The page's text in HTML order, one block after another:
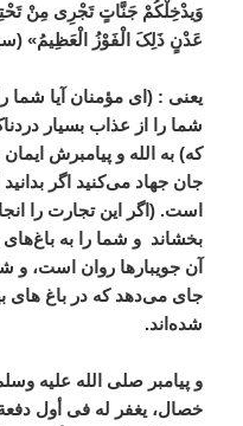
وَیدْخِلْکُمْ جَنَّاتٍ تَجْرِی مِنْ
عَدْنٍ ذَلِکَ الْفَوْزُ الْعَظِیمُ»
یعنی : (ای مؤمنان آیا شما
شما را از عذاب بسیار
که) به الله و پیامبرش
جان جهاد می‌کنید اگر
است. (اگر این تجارت را
بخشاند و شما را به
آن جویبارها روان است، و
جای می‌دهد که در باغ های
شده‌اند.
و پیامبر صلی الله علیه
خصال، یغفر له فی أول